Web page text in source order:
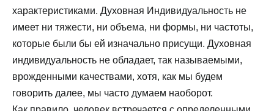
характеристиками. Духовная Индивидуальность не
имеет ни тяжести, ни объема, ни формы, ни частоты,
которые были бы ей изначально присущи. Духовная
индивидуальность не обладает, так называемыми,
врожденными качествами, хотя, как мы будем
говорить далее, мы часто думаем наоборот.